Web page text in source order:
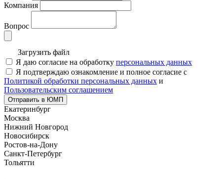
Компания
Вопрос
Загрузить файл
Я даю согласие на обработку персональных данных
Я подтверждаю ознакомление и полное согласие с
Политикой обработки персональных данных и
Пользовательским соглашением
Отправить в ЮМП
Екатеринбург
Москва
Нижний Новгород
Новосибирск
Ростов-на-Дону
Санкт-Петербург
Тольятти